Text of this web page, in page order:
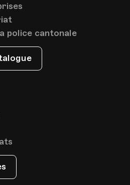
police cantonale